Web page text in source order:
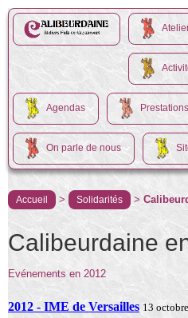
Agendas
On parle de nous
Accueil > Solidarités >
Calibeurdaine
Evénements en 2012
2012 - IME de Versailles 13